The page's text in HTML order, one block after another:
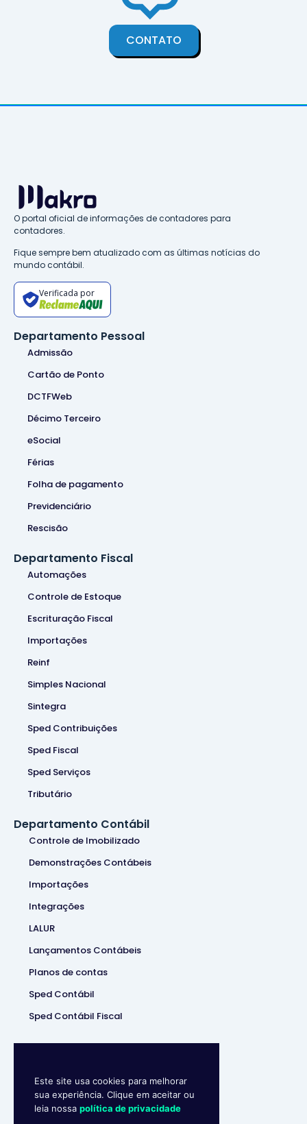
CONTATO
O portal oficial de informações de contadores para
contadores.
Fique sempre bem atualizado com as últimas notícias do
mundo contábil.
Verificada por
Departamento Pessoal
Admissão
Cartão de Ponto
DCTFWeb
Décimo Terceiro
eSocial
Férias
Folha de pagamento
Previdenciário
Rescisão
Departamento Fiscal
Automações
Controle de Estoque
Escrituração Fiscal
Importações
Reinf
Simples Nacional
Sintegra
Sped Contribuições
Sped Fiscal
Sped Serviços
Tributário
Departamento Contábil
Controle de Imobilizado
Demonstrações Contábeis
Importações
Integrações
LALUR
Lançamentos Contábeis
Planos de contas
Sped Contábil
Sped Contábil Fiscal
Este site usa cookies para melhorar
sua experiência. Clique em aceitar ou
leia nossa política de privacidade